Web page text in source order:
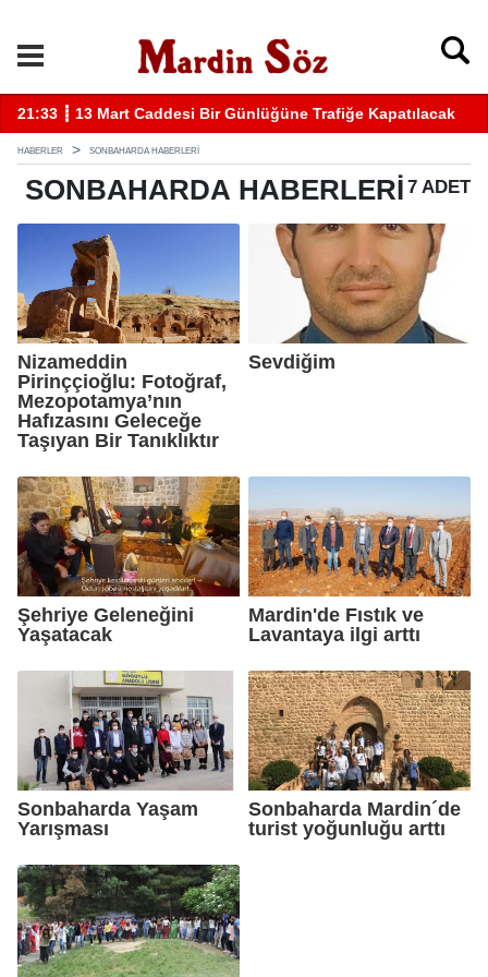
21:33 ┋ 13 Mart Caddesi Bir Günlüğüne Trafiğe Kapatılacak
HABERLER SONBAHARDA HABERLERI
SONBAHARDA HABERLERI 7 ADET
Nizameddin
Pirinççioğlu: Fotoğraf,
Mezopotamya’nın
Hafızasını Geleceğe
Taşıyan Bir Tanıklıktır
Sevdiğim
Şehriye Geleneğini
Yaşatacak
Mardin'de Fıstık ve
Lavantaya ilgi arttı
Sonbaharda Yaşam
Yarışması
Sonbaharda Mardin´de
turist yoğunluğu arttı